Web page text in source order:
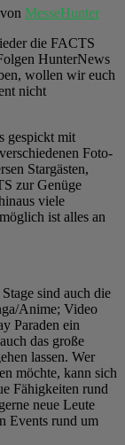
von MesseHunter
die FACTS
HunterNews
wollen wir euch
nicht
gespickt mit
Foto-
Stargästen,
zur Genüge
viele
ist alles an
sind auch die
Anime; Video
Paraden ein
das große
lassen. Wer
möchte, kann sich
Fähigkeiten rund
neue Leute
Events rund um